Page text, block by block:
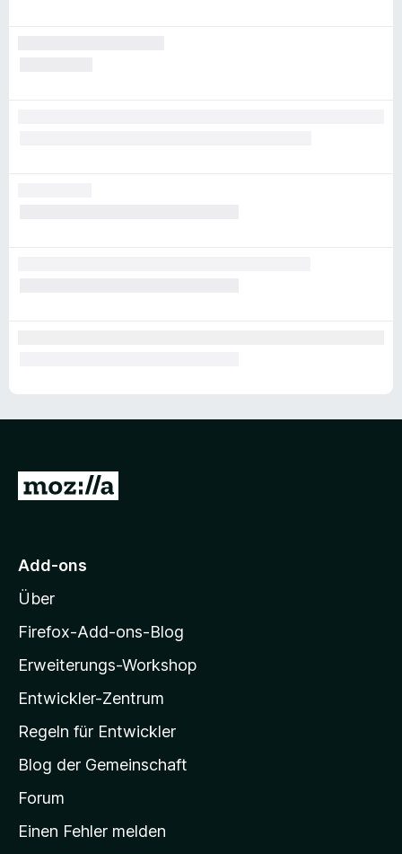
Z
M
z
i
l
a
-
t
a
r
Add-ons
Über
Firefox-Add-ons-Blog
Erweiterungs-Workshop
Entwickler-Zentrum
Regeln für Entwickler
Blog der Gemeinschaft
Forum
Einen Fehler melden